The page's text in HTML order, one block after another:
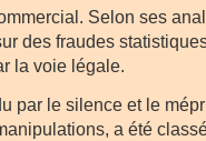
Selon ses
des fraudes
la voie légale.
par le silence et le
a été